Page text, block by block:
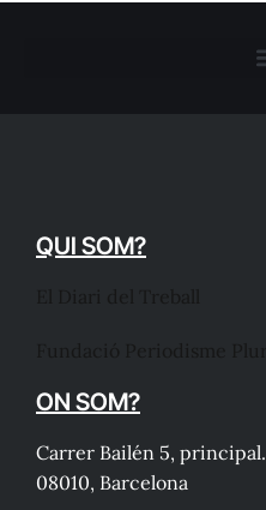
QUI SOM?
ON SOM?
Carrer Bailén 5, principal.
08010, Barcelona